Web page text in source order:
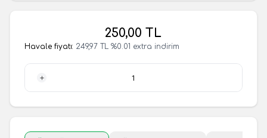
250,00 TL
Havale fiyatı: 249,97 TL %0.01 extra indirim